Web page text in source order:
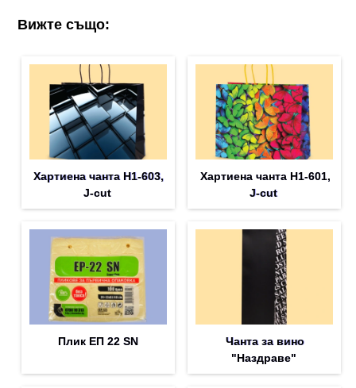
Вижте също:
Хартиена чанта H1-603,
J-cut
Хартиена чанта H1-601,
J-cut
Плик EП 22 SN
Чанта за вино
"Наздраве"